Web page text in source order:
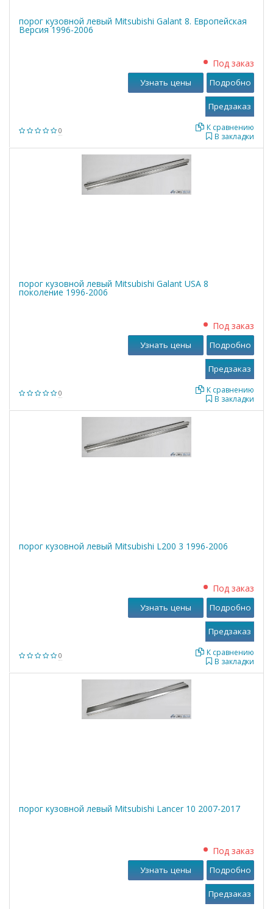
порог кузовной левый Mitsubishi Galant 8. Европейская
Версия 1996-2006
0
Под заказ
В закладки
К сравнению
Узнать цены Подробно
порог кузовной левый Mitsubishi Galant USA 8
поколение 1996-2006
0
Под заказ
В закладки
К сравнению
Узнать цены Подробно
порог кузовной левый Mitsubishi L200 3 1996-2006
0
Под заказ
В закладки
К сравнению
Узнать цены Подробно
порог кузовной левый Mitsubishi Lancer 10 2007-2017
Под заказ
Узнать цены Подробно